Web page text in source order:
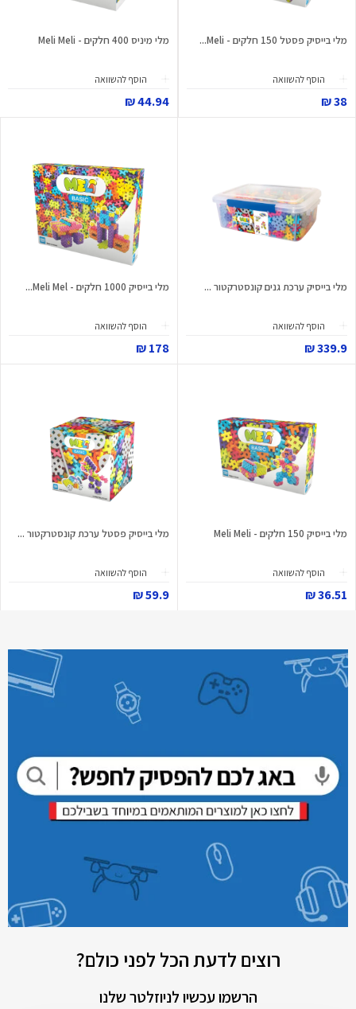
מלי בייסיק פסטל 150 חלקים - Meli...
הוסף להשוואה
38 ₪
מלי מיניס 400 חלקים - Meli Meli
הוסף להשוואה
44.94 ₪
מלי בייסיק ערכת גנים קונסטרקטור ...
הוסף להשוואה
339.9 ₪
מלי בייסיק 1000 חלקים - Meli Mel...
הוסף להשוואה
178 ₪
מלי בייסיק 150 חלקים - Meli Meli
הוסף להשוואה
36.51 ₪
מלי בייסיק פסטל ערכת קונסטרקטור ...
הוסף להשוואה
59.9 ₪
רוצים לדעת הכל לפני כולם?
הרשמו עכשיו לניוזלטר שלנו